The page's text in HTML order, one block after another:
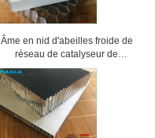
Âme en nid d'abeilles froide de
réseau de catalyseur de
climatisation, panneaux en
aluminium de nid d'abeilles